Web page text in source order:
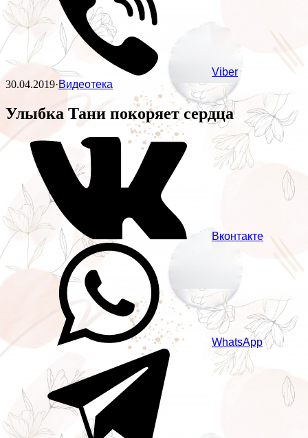
Viber
30.04.2019·Видеотека
Улыбка Тани покоряет сердца
Вконтакте
WhatsApp